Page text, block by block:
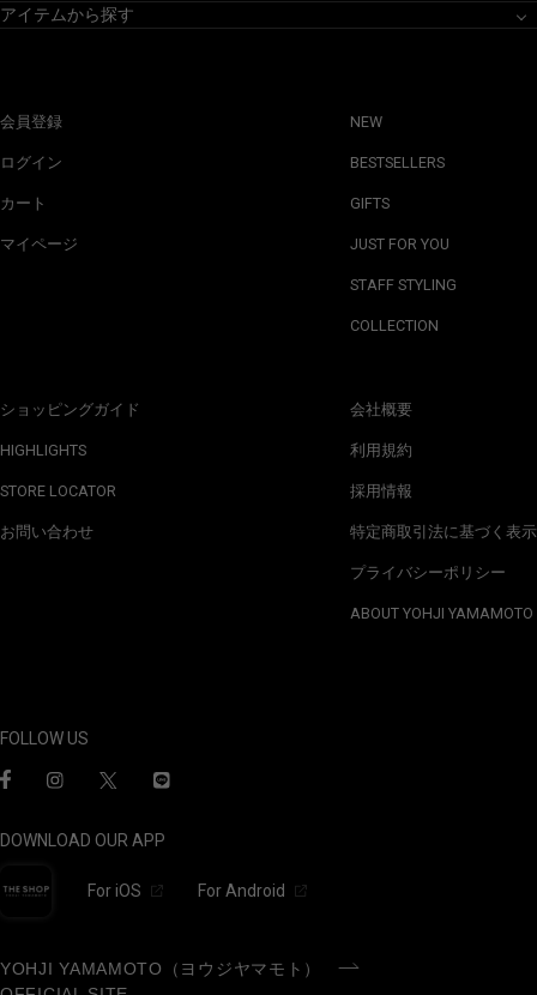
アイテムから探す
会員登録
ログイン
カート
マイページ
ショッピングガイド
HIGHLIGHTS
STORE LOCATOR
お問い合わせ
NEW
BESTSELLERS
GIFTS
JUST FOR YOU
STAFF STYLING
COLLECTION
会社概要
利用規約
採用情報
特定商取引法に基づく表示
プライバシーポリシー
ABOUT YOHJI YAMAMOTO
FOLLOW US
DOWNLOAD OUR APP
For iOS For Android
YOHJI YAMAMOTO（ヨウジヤマモト）